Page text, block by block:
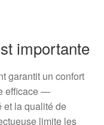
importante
garantit un confort
efficace —
et la qualité de
limite les